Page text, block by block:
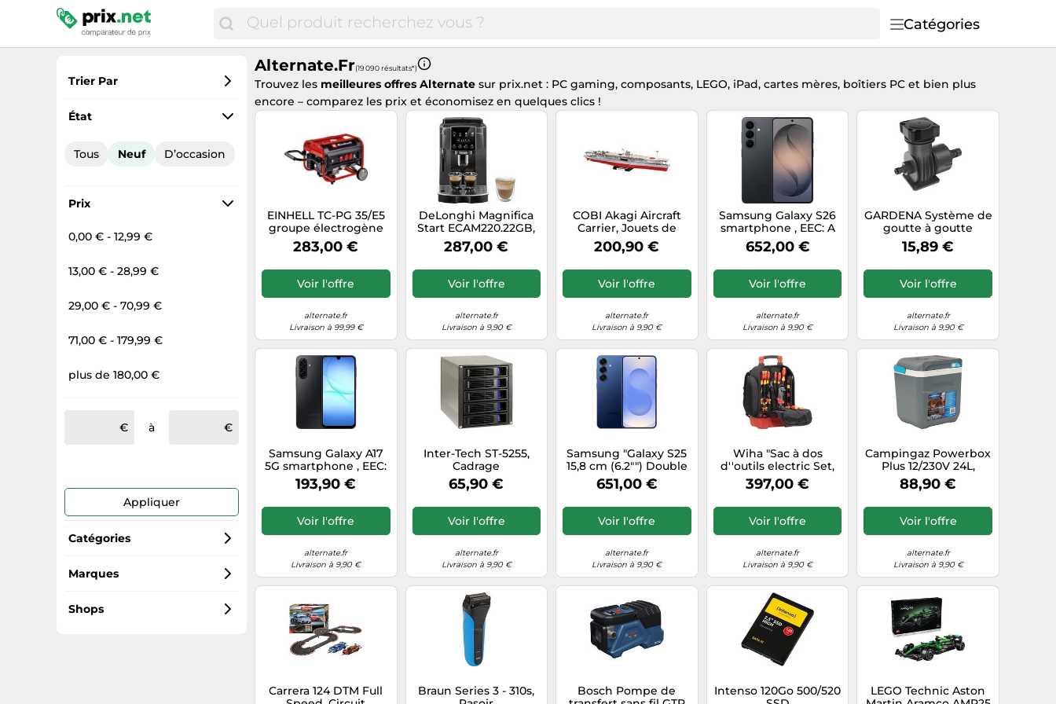
Catégories
Trier Par
Préférés
Prix total
État
Tous Neuf D’occasion
Prix
0,00 € - 12,99 €
13,00 € - 28,99 €
29,00 € - 70,99 €
71,00 € - 179,99 €
plus de 180,00 €
à
Appliquer
Catégories
LEGO
Jeux de construction
Marques
Bosch
Shops
Alternate.fr(19 090 résultats*)
Trouvez les meilleures offres Alternate sur prix.net : PC gaming, composants, LEGO, iPad, cartes mères, boîtiers PC et bien plus
encore – comparez les prix et économisez en quelques clics !
EINHELL TC-PG 35/E5
groupe électrogène
4100 W 15 L Essence
Noir, Rouge,
283,00 €
Voir l'offre
alternate.fr
Livraison à 99,99 €
DeLonghi Magnifica
Start ECAM220.22GB,
Machine à
café/Espresso
287,00 €
Voir l'offre
alternate.fr
Livraison à 9,90 €
COBI Akagi Aircraft
Carrier, Jouets de
construction
200,90 €
Voir l'offre
alternate.fr
Livraison à 9,90 €
Samsung Galaxy S26
smartphone , EEC: A
652,00 €
Voir l'offre
alternate.fr
Livraison à 9,90 €
GARDENA Système de
goutte à goutte
Master Unit 2000,
Systèmes de goutte à
15,89 €
Voir l'offre
alternate.fr
Livraison à 9,90 €
Samsung Galaxy A17
5G smartphone , EEC:
B
193,90 €
Voir l'offre
alternate.fr
Livraison à 9,90 €
Inter-Tech ST-5255,
Cadrage
65,90 €
Voir l'offre
alternate.fr
Livraison à 9,90 €
Samsung "Galaxy S25
15,8 cm (6.2"") Double
SIM Android 15 5G
USB Type-C 12 Go 128
smartphone"
651,00 €
Voir l'offre
alternate.fr
Livraison à 9,90 €
Wiha "Sac à dos
d''outils electric Set,
Set d''outils"
397,00 €
Voir l'offre
alternate.fr
Livraison à 9,90 €
Campingaz Powerbox
Plus 12/230V 24L,
Glacière
88,90 €
Voir l'offre
alternate.fr
Livraison à 9,90 €
Carrera 124 DTM Full
Braun Series 3 - 310s,
Bosch Pompe de
Intenso 120Go 500/520
LEGO Technic Aston